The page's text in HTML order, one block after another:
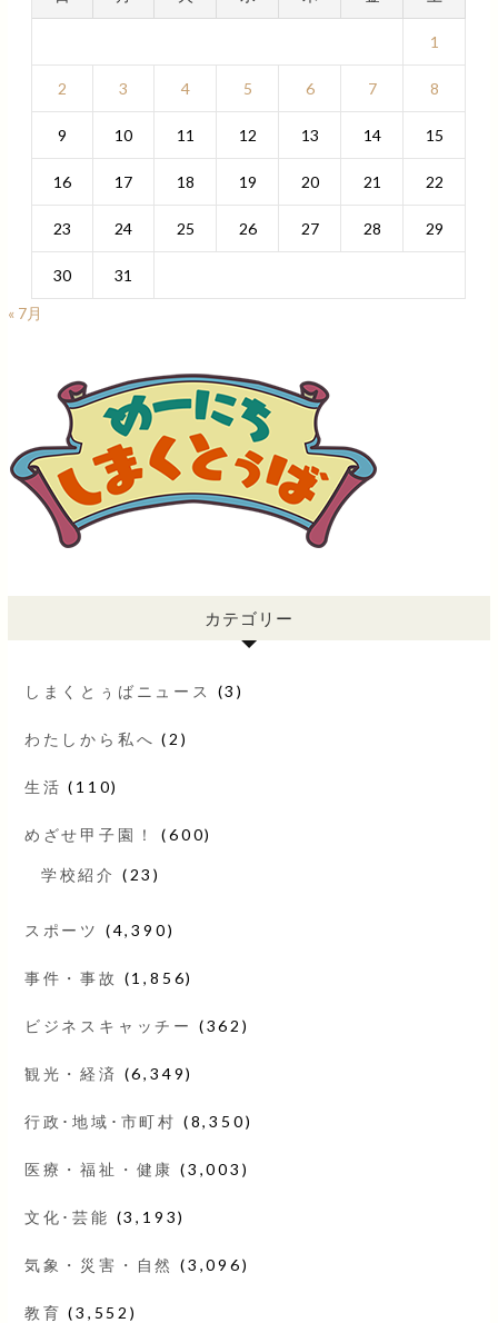
1
2 3 4 5 6 7 8
9 10 11 12 13 14 15
16 17 18 19 20 21 22
23 24 25 26 27 28 29
30
31
« 7月
カテゴリー
しまくとぅばニュース (3)
わたしから私へ (2)
生活 (110)
めざせ甲子園！ (600)
学校紹介 (23)
スポーツ (4,390)
事件・事故 (1,856)
ビジネスキャッチー (362)
観光・経済 (6,349)
行政･地域･市町村 (8,350)
医療・福祉・健康 (3,003)
文化･芸能 (3,193)
気象・災害・自然 (3,096)
教育 (3,552)